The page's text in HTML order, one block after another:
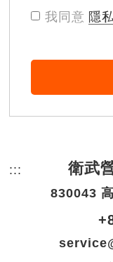
我同意 隱
::: 頁尾網站資訊
衛武
830043